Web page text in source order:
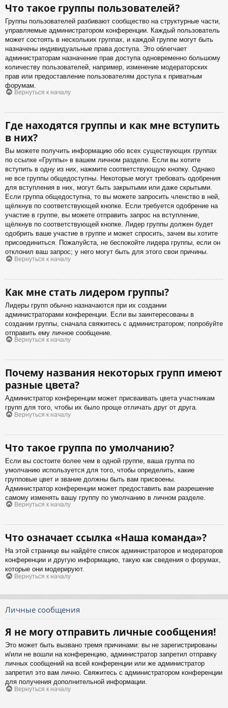
Что такое группы пользователей?
Группы пользователей разбивают сообщество на структурные части,
управляемые администратором конференции. Каждый пользователь
может состоять в нескольких группах, и каждой группе могут быть
назначены индивидуальные права доступа. Это облегчает
администраторам назначение прав доступа одновременно большому
количеству пользователей, например, изменение модераторских
прав или предоставление пользователям доступа к приватным
форумам.
Вернуться к началу
Где находятся группы и как мне вступить
в них?
Вы можете получить информацию обо всех существующих группах
по ссылке «Группы» в вашем личном разделе. Если вы хотите
вступить в одну из них, нажмите соответствующую кнопку. Однако
не все группы общедоступны. Некоторые могут требовать одобрения
для вступления в них, могут быть закрытыми или даже скрытыми.
Если группа общедоступна, то вы можете запросить членство в ней,
щёлкнув по соответствующей кнопке. Если требуется одобрение на
участие в группе, вы можете отправить запрос на вступление,
щёлкнув по соответствующей кнопке. Лидер группы должен будет
одобрить ваше участие в группе и может спросить, зачем вы хотите
присоединиться. Пожалуйста, не беспокойте лидера группы, если он
отклонил ваш запрос; у него могут быть для этого свои причины.
Вернуться к началу
Как мне стать лидером группы?
Лидеры групп обычно назначаются при их создании
администраторами конференции. Если вы заинтересованы в
создании группы, сначала свяжитесь с администратором; попробуйте
отправить ему личное сообщение.
Вернуться к началу
Почему названия некоторых групп имеют
разные цвета?
Администратор конференции может присваивать цвета участникам
групп для того, чтобы их было проще отличать друг от друга.
Вернуться к началу
Что такое группа по умолчанию?
Если вы состоите более чем в одной группе, ваша группа по
умолчанию используется для того, чтобы определить, какие
групповые цвет и звание должны быть вам присвоены.
Администратор конференции может предоставить вам разрешение
самому изменять вашу группу по умолчанию в личном разделе.
Вернуться к началу
Что означает ссылка «Наша команда»?
На этой странице вы найдёте список администраторов и модераторов
конференции и другую информацию, такую как сведения о форумах,
которые они модерируют.
Вернуться к началу
Личные сообщения
Я не могу отправить личные сообщения!
Это может быть вызвано тремя причинами: вы не зарегистрированы
и/или не вошли на конференцию, администратор запретил отправку
личных сообщений на всей конференции или же администратор
запретил это вам лично. Свяжитесь с администратором конференции
для получения дополнительной информации.
Вернуться к началу